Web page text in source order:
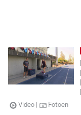
Video Fotoen